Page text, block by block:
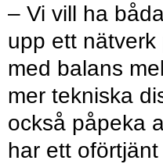
– Vi vill ha
upp ett nätverk
med balans
mer tekniska
också påpeka
har ett